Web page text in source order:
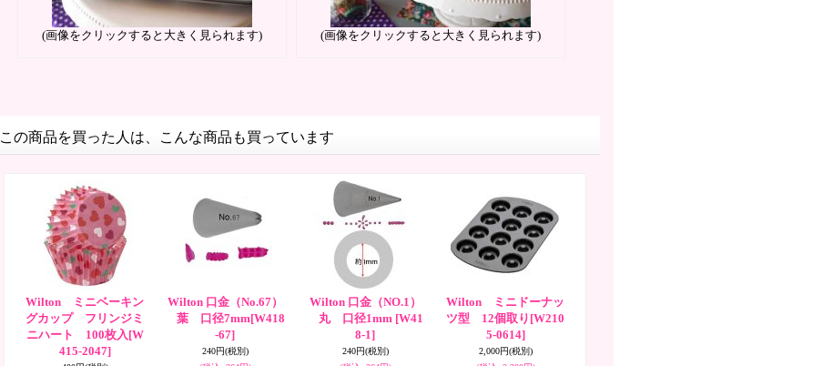
(画像をクリックすると大きく見られます) (画像をクリックすると大きく見られます)
この商品を買った人は、こんな商品も買っています
Wilton ミニベーキン
グカップ フリンジミ
ニハート 100枚入[W
415-2047]
Wilton 口金（No.67）
葉 口径7mm[W418
-67]
240円(税別)
Wilton 口金（NO.1）
丸 口径1mm [W41
8-1]
240円(税別)
Wilton ミニドーナッ
ツ型 12個取り [W210
5-0614]
2,000円(税別)